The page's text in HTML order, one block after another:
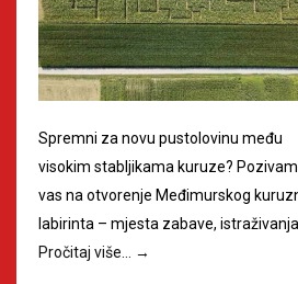
Spremni za novu pustolovinu među
visokim stabljikama kuruze?
vas na otvorenje Međimurskog
labirinta – mjesta zabave, istraživanja
Pročitaj više…
→